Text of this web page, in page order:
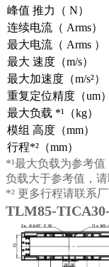
峰值 推力（ N）
连续电流（ Arms）
最大电流（ Arms ）
最大 速度（m/s）
最大加速度（m/s²）
重复定位精度（um）
最大负载 *¹（kg）
模组 高度（mm）
行程*²（mm）
*¹最大负载为参考
负载大于参考值，请
*² 更多行程请联系厂
TLM85-TICA30-